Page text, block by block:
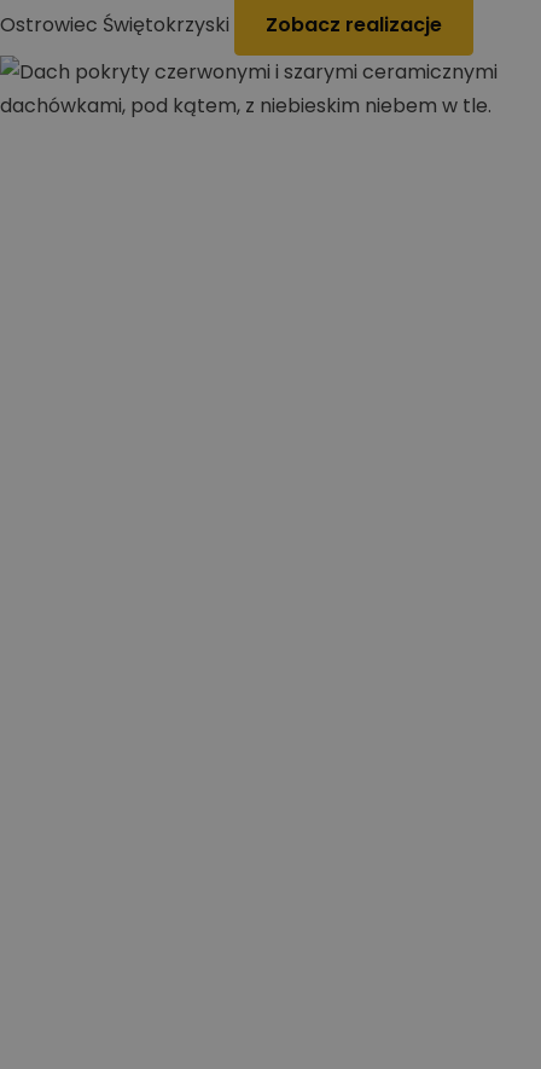
Ostrowiec Świętokrzyski Zobacz realizacje